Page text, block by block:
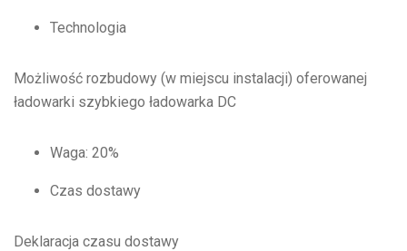
Technologia
Możliwość rozbudowy (w miejscu instalacji) oferowanej
ładowarki szybkiego ładowarka DC
Waga: 20%
Czas dostawy
Deklaracja czasu dostawy